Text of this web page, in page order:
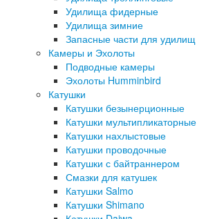
Удилища фидерные
Удилища зимние
Запасные части для удилищ
Камеры и Эхолоты
Подводные камеры
Эхолоты Humminbird
Катушки
Катушки безынерционные
Катушки мультипликаторные
Катушки нахлыстовые
Катушки проводочные
Катушки с байтраннером
Смазки для катушек
Катушки Salmo
Катушки Shimano